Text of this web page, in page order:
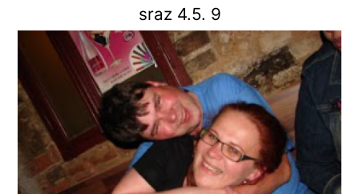
sraz 4.5. 9